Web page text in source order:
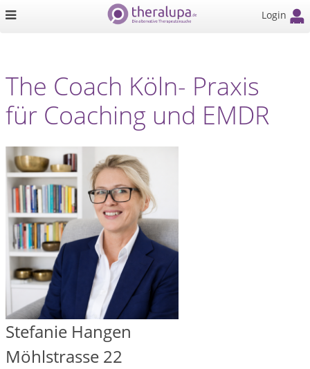
Login
The Coach Köln- Praxis
für Coaching und EMDR
Stefanie Hangen
Möhlstrasse 22